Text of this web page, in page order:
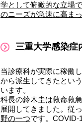
学として俯瞰的な立場
のニーズが急速に高ま
三重大学感染症
当診療科が実際に稼働
から派生してきたとい
います。
科長の鈴木圭は救命救
展開してきました。従
野の一つです。COVID-